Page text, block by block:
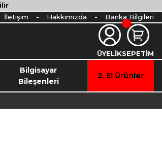
İletişim Hakkımızda Banka Bilgileri
ÜYELİKSEPETİM
Bilgisayar
Bileşenleri
2. El Ürünler